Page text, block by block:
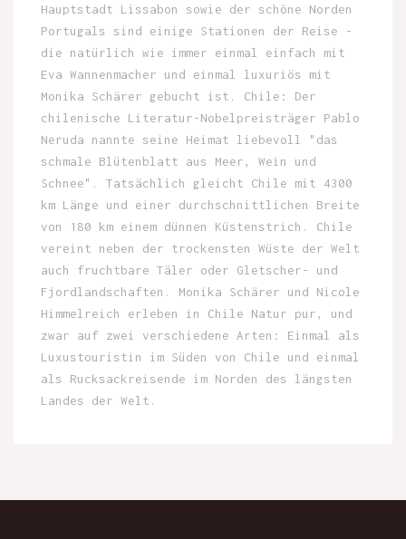
Hauptstadt Lissabon sowie der schöne Norden
Portugals sind einige Stationen der Reise -
die natürlich wie immer einmal einfach mit
Eva Wannenmacher und einmal luxuriös mit
Monika Schärer gebucht ist. Chile: Der
chilenische Literatur-Nobelpreisträger Pablo
Neruda nannte seine Heimat liebevoll "das
schmale Blütenblatt aus Meer, Wein und
Schnee". Tatsächlich gleicht Chile mit 4300
km Länge und einer durchschnittlichen Breite
von 180 km einem dünnen Küstenstrich. Chile
vereint neben der trockensten Wüste der Welt
auch fruchtbare Täler oder Gletscher- und
Fjordlandschaften. Monika Schärer und Nicole
Himmelreich erleben in Chile Natur pur, und
zwar auf zwei verschiedene Arten: Einmal als
Luxustouristin im Süden von Chile und einmal
als Rucksackreisende im Norden des längsten
Landes der Welt.